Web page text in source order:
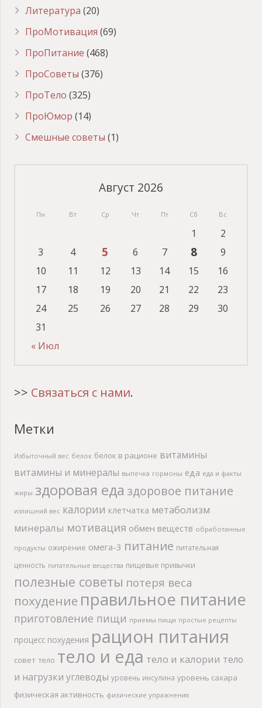
Литература (20)
ПроМотивация (69)
ПроПитание (468)
ПроСоветы (376)
ПроТело (325)
ПроЮмор (14)
Смешные советы (1)
Август 2026
Пн Вт Ср Чт Пт Сб Вс
« Июл
1
2
3
4 5 6 7 8
9
10
11 12 13 14 15
16
17
18 19 20 21 22
23
24
25 26 27 28 29
30
31
>> Связаться с нами.
Метки
Избыточный вес белок белок в рационе витамины
витамины и минералы выпечка гормоны еда еда и факты
жиры здоровая еда здоровое питание
излишний вес калории клетчатка метаболизм
минералы мотивация обмен веществ обработанные
продукты ожирение омега-3 питание питательная
ценность питательные вещества пищевые привычки
полезные советы потеря веса
похудение правильное питание
приготовление пищи приемы пищи простые рецепты
процесс похудения рацион питания
совет тело тело и еда тело и калории тело
и нагрузки углеводы уровень инсулина уровень сахара
физическая активность физические упражнения